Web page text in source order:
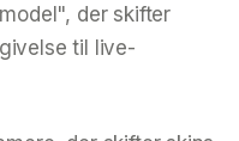
der skifter
til live-